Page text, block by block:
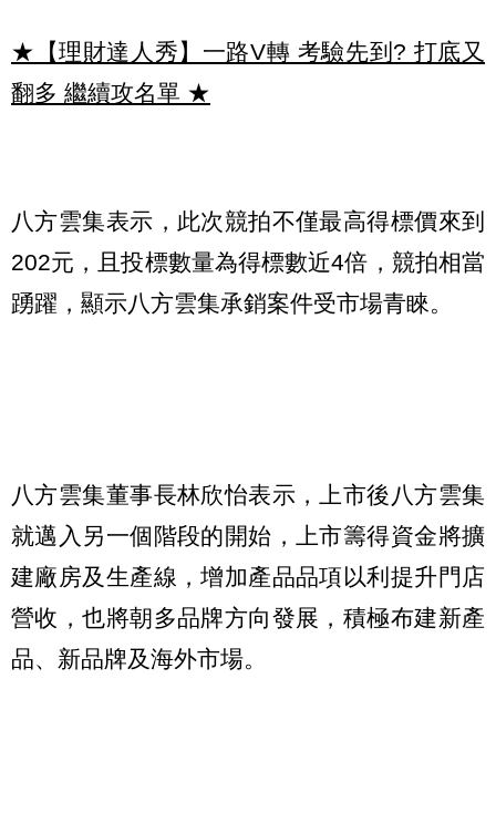
★【理財達人秀】一路V轉 考驗先到? 打底又
翻多 繼續攻名單 ★
八方雲集表示，此次競拍不僅最高得標價來到
202元，且投標數量為得標數近4倍，競拍相當
踴躍，顯示八方雲集承銷案件受市場青睞。
八方雲集董事長林欣怡表示，上市後八方雲集
就邁入另一個階段的開始，上市籌得資金將擴
建廠房及生產線，增加產品品項以利提升門店
營收，也將朝多品牌方向發展，積極布建新產
品、新品牌及海外市場。